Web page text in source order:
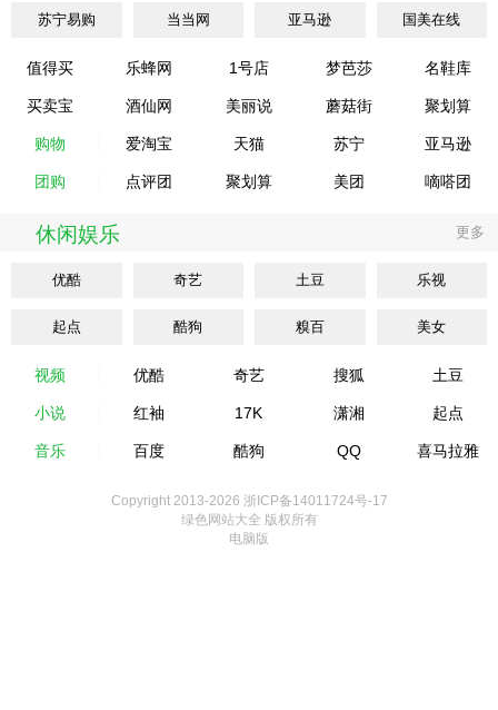
苏宁易购 当当网 亚马逊 国美在线
值得买 乐蜂网 1号店 梦芭莎 名鞋库
买卖宝 酒仙网 美丽说 蘑菇街 聚划算
购物 爱淘宝 天猫 苏宁 亚马逊
团购 点评团 聚划算 美团 嘀嗒团
休闲娱乐 更多
优酷 奇艺 土豆 乐视
起点 酷狗 糗百 美女
视频 优酷 奇艺 搜狐 土豆
小说 红袖 17K 潇湘 起点
音乐 百度 酷狗 QQ 喜马拉雅
Copyright 2013-2026 浙ICP备14011724号-17
绿色网站大全 版权所有
电脑版